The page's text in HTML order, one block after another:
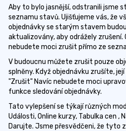
Aby to bylo jasnější, odstranili jsme
seznamu stavů. Ujišťujeme vás, že
objednávky se starým stavem
aktualizovány, aby odrážely zrušení.
nebudete moci zrušit přímo ze
V budoucnu můžete zrušit pouze
splněny. Když objednávku zrušíte,
"Zrušit" Navíc nebudete moci
funkce sledování objednávky.
Tato vylepšení se týkají různých
Události, Online kurzy, Tabulka cen ,
Darujte. Jsme přesvědčeni, že tyto